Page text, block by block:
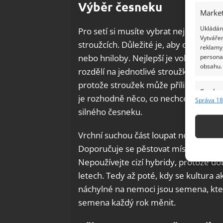
obsahu.
Funkce
Správa
Výběr česneku
Pro setí si musíte vybrat nejlepší
stroužcích. Důležité je, aby osivo
nebo hniloby. Nejlepší je volit hlízy s
rozdělí na jednotlivé stroužky asi
protože stroužek může příliš
je rozhodně něco, co nechcete.
silného česneku.
Vrchní suchou část loupat nemusíte.
Doporučuje se pěstovat místní
Nepoužívejte cizí hybridy, protože
letech. Tedy až poté, kdy se kultura
náchylné na nemoci jsou semena,
semena každý rok měnit.